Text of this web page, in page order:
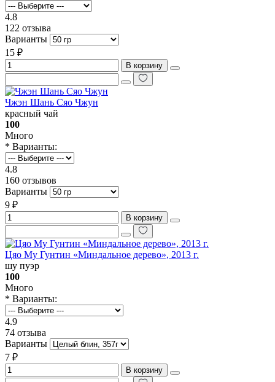
4.8
122 отзыва
Варианты
15 ₽
В корзину
Чжэн Шань Сяо Чжун
красный чай
100
Много
* Варианты:
4.8
160 отзывов
Варианты
9 ₽
В корзину
Цяо Му Гунтин «Миндальное дерево», 2013 г.
шу пуэр
100
Много
* Варианты:
4.9
74 отзыва
Варианты
7 ₽
В корзину